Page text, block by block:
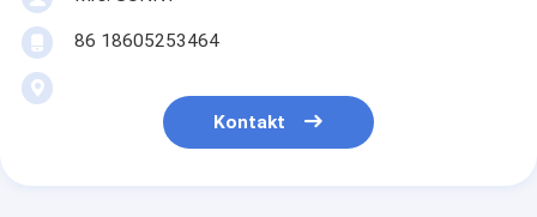
86 18605253464
Kontakt